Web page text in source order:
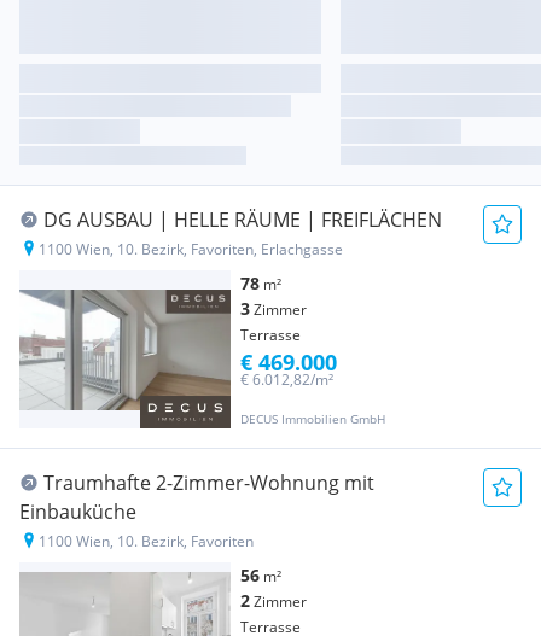
DG AUSBAU | HELLE RÄUME | FREIFLÄCHEN
1100 Wien, 10. Bezirk, Favoriten, Erlachgasse
78 m²
3Zimmer
Terrasse
DECUS Immobilien GmbH
€ 6.012,82/m²
€ 469.000
Traumhafte 2-Zimmer-Wohnung mit
Einbauküche
1100 Wien, 10. Bezirk, Favoriten
56 m²
2Zimmer
Terrasse